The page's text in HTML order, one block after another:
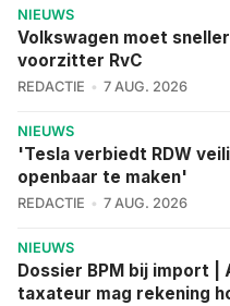
NIEUWS
Volkswagen moet
voorzitter RvC
REDACTIE 7 AUG. 2026
NIEUWS
'Tesla verbiedt RDW
openbaar te maken'
REDACTIE 7 AUG. 2026
NIEUWS
Dossier BPM bij import
taxateur mag rekening